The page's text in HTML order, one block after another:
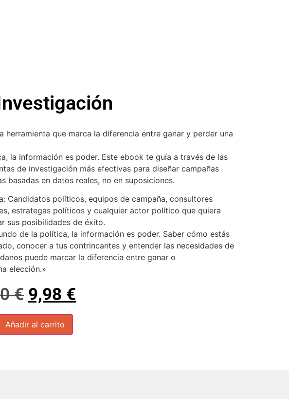
herramienta que marca la diferencia entre ganar y perder una
la información es poder. Este ebook te guía a través de las
de investigación más efectivas para diseñar campañas
basadas en datos reales, no en suposiciones.
Candidatos políticos, equipos de campaña, consultores
estrategas políticos y cualquier actor político que quiera
sus posibilidades de éxito.
de la política, la información es poder. Saber cómo estás
conocer a tus contrincantes y entender las necesidades de
puede marcar la diferencia entre ganar o
elección.»
€ 9,98 €
Añadir al carrito